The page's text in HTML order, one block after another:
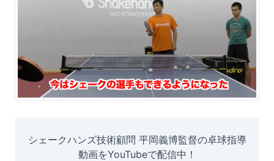
シェークハンズ技術顧問 平岡義博監督の卓球指導
動画をYouTubeで配信中！